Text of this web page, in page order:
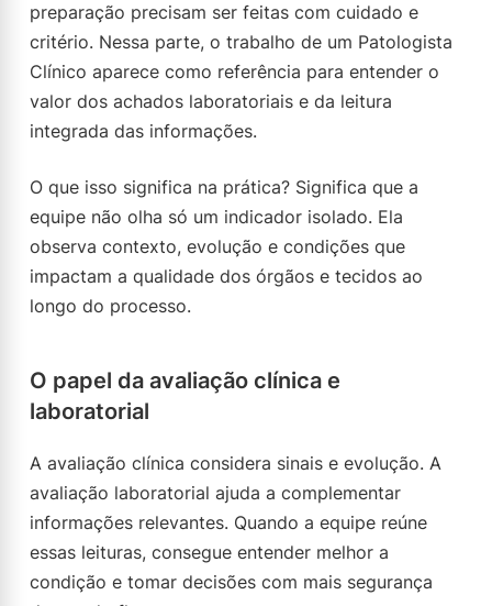
preparação precisam ser feitas com cuidado e
critério. Nessa parte, o trabalho de um Patologista
Clínico aparece como referência para entender o
valor dos achados laboratoriais e da leitura
integrada das informações.
O que isso significa na prática? Significa que a
equipe não olha só um indicador isolado. Ela
observa contexto, evolução e condições que
impactam a qualidade dos órgãos e tecidos ao
longo do processo.
O papel da avaliação clínica e
laboratorial
A avaliação clínica considera sinais e evolução. A
avaliação laboratorial ajuda a complementar
informações relevantes. Quando a equipe reúne
essas leituras, consegue entender melhor a
condição e tomar decisões com mais segurança